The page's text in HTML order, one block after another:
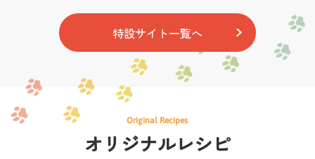
特設サイト一覧へ
Original Recipes
オリジナルレシピ